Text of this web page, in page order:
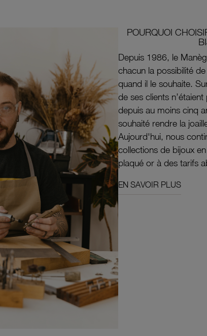
POURQUOI
Depuis 1986, le
chacun la possibilité
quand il le souhaite.
de ses clients
depuis au moins cinq
souhaité rendre la
Aujourd'hui, nous
collections de bijoux
plaqué or à des tarifs
EN SAVOIR PLUS